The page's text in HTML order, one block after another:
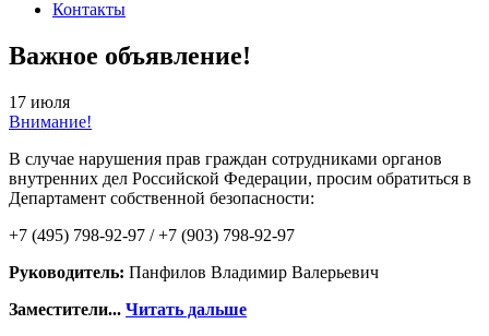
Контакты
Важное объявление!
17 июля
Внимание!
В случае нарушения прав граждан сотрудниками органов
внутренних дел Российской Федерации, просим обратиться в
Департамент собственной безопасности:
+7 (495) 798-92-97 / +7 (903) 798-92-97
Руководитель: Панфилов Владимир Валерьевич
Заместители... Читать дальше